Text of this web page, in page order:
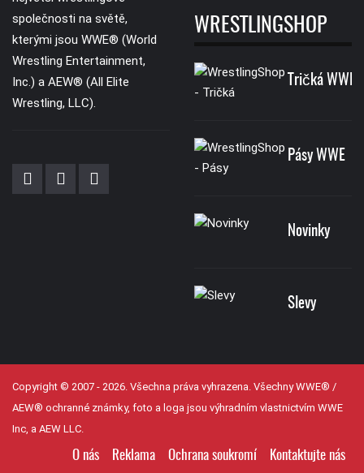
společnosti na světě,
kterými jsou WWE® (World
Wrestling Entertainment,
Inc.) a AEW® (All Elite
Wrestling, LLC).
WRESTLINGSHOP
Tričká WWE
Pásy WWE
Novinky
Slevy
Copyright © 2007 - 2026. Všechna práva vyhrazena. Všechny WWE® /
AEW® ochranné známky, foto a loga jsou výhradním vlastnictvím WWE
Inc, a AEW LLC.
O nás Reklama Ochrana soukromí Kontaktujte nás